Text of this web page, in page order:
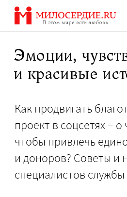
Перейти
содержанию
Эмоции,
и красивые
Как продвигать
проект в соцсетях – о
чтобы привлечь
и доноров? Советы и
специалистов